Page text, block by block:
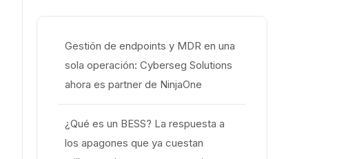
Gestión de endpoints y MDR en una
sola operación: Cyberseg Solutions
ahora es partner de NinjaOne
¿Qué es un BESS? La respuesta a
los apagones que ya cuestan